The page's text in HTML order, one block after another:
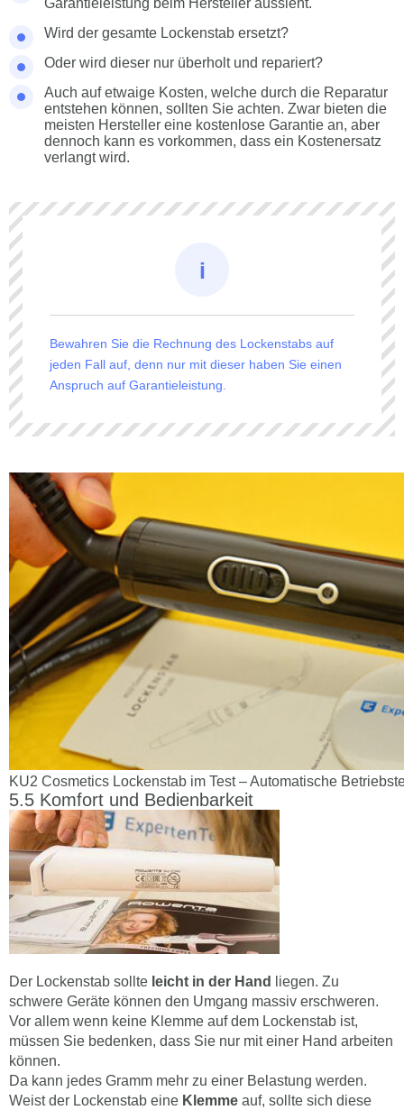
Garantieleistung beim Hersteller aussieht.
Wird der gesamte Lockenstab ersetzt?
Oder wird dieser nur überholt und repariert?
Auch auf etwaige Kosten, welche durch die Reparatur
entstehen können, sollten Sie achten. Zwar bieten die
meisten Hersteller eine kostenlose Garantie an, aber
dennoch kann es vorkommen, dass ein Kostenersatz
verlangt wird.
Bewahren Sie die Rechnung des Lockenstabs auf
jeden Fall auf, denn nur mit dieser haben Sie einen
Anspruch auf Garantieleistung.
KU2 Cosmetics Lockenstab im Test – Automatische
Komfort und Bedienbarkeit
Der Lockenstab sollte leicht in der Hand
liegen. Zu
schwere Geräte können den Umgang massiv erschweren.
Vor allem wenn keine Klemme auf dem Lockenstab ist,
müssen Sie bedenken, dass Sie nur mit einer Hand arbeiten
können.
Da kann jedes Gramm mehr zu einer Belastung werden.
Weist der Lockenstab eine Klemme auf, sollte sich diese